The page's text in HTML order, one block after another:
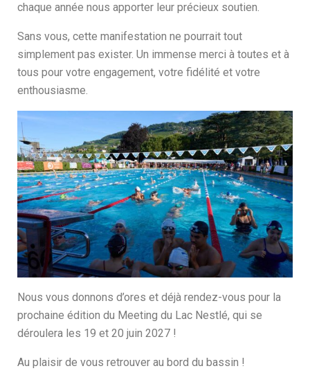
chaque année nous apporter leur précieux soutien.
Sans vous, cette manifestation ne pourrait tout
simplement pas exister. Un immense merci à toutes et à
tous pour votre engagement, votre fidélité et votre
enthousiasme.
Nous vous donnons d’ores et déjà rendez-vous pour la
prochaine édition du Meeting du Lac Nestlé, qui se
déroulera les 19 et 20 juin 2027 !
Au plaisir de vous retrouver au bord du bassin !